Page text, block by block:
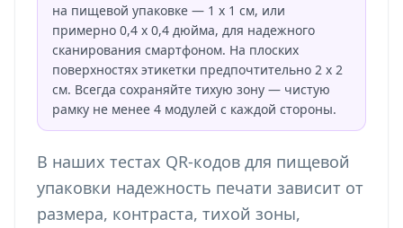
на пищевой упаковке — 1 x 1 см, или
примерно 0,4 x 0,4 дюйма, для надежного
сканирования смартфоном. На плоских
поверхностях этикетки предпочтительно 2 x 2
см. Всегда сохраняйте тихую зону — чистую
рамку не менее 4 модулей с каждой стороны.
В наших тестах QR-кодов для пищевой
упаковки надежность печати зависит от
размера, контраста, тихой зоны,